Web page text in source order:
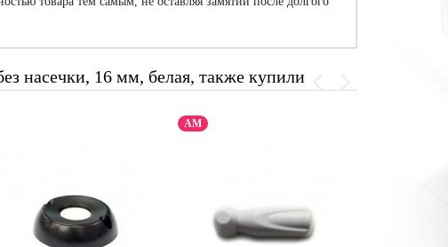
насечки, 16 мм, белая, также купили
АМ